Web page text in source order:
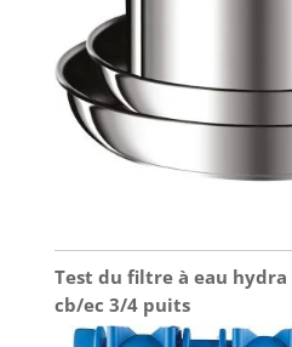
Test du filtre à eau
cb/ec 3/4 puits